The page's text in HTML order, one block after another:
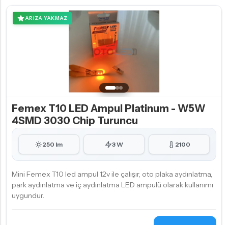
ARIZA YAKMAZ
Femex T10 LED Ampul Platinum - W5W
4SMD 3030 Chip Turuncu
250 lm 3 W 2100
Mini Femex T10 led ampul 12v ile çalışır, oto plaka aydınlatma,
park aydınlatma ve iç aydınlatma LED ampulü olarak kullanımı
uygundur.